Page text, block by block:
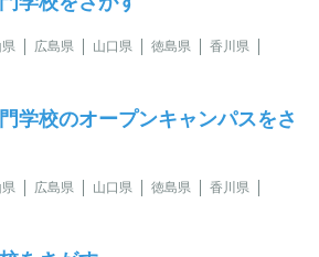
県 広島県 山口県 徳島県
香川県
学校のオープンキャンパスをさ
県 広島県 山口県 徳島県
香川県